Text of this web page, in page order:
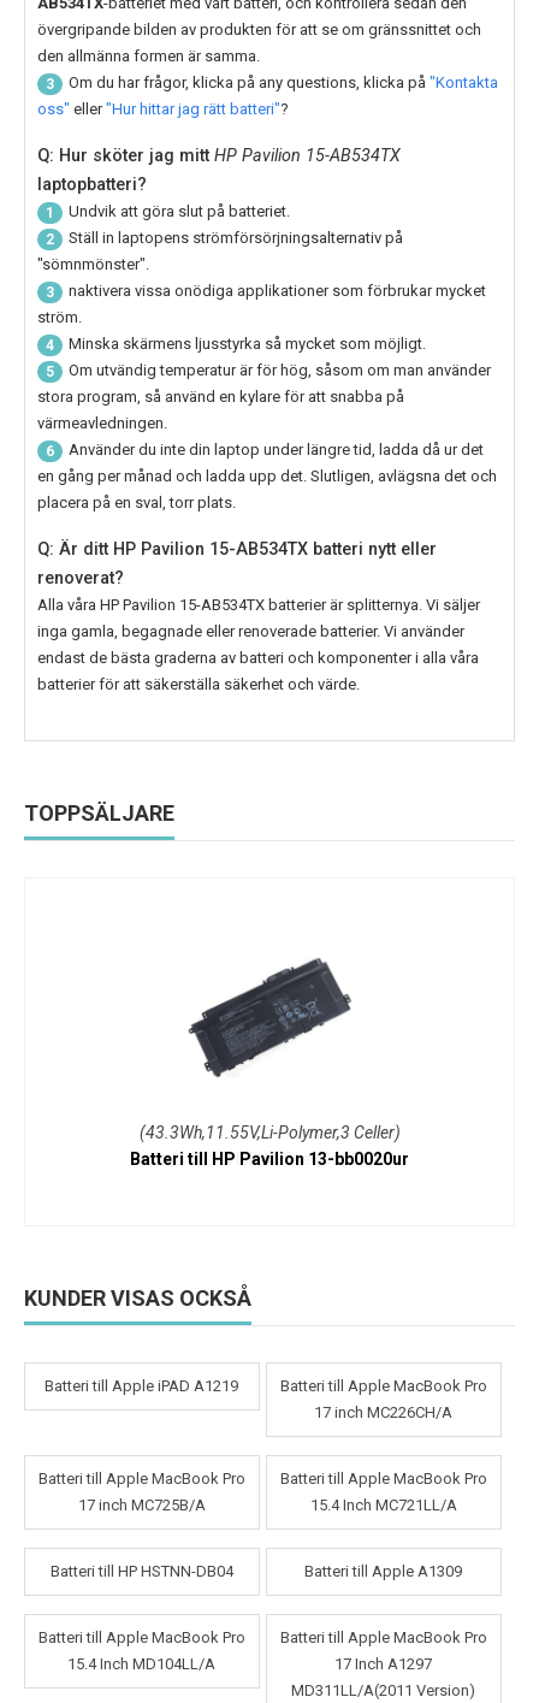
övergripande bilden av produkten för att se om gränssnittet och
den allmänna formen är samma.
3 Om du har frågor, klicka på any questions, klicka på "Kontakta
oss" eller"Hur hittar jag rätt batteri"?
Q: Hur sköter jag mitt HP Pavilion 15-AB534TX
laptopbatteri?
1 Undvik att göra slut på batteriet.
2
Ställ in laptopens strömförsörjningsalternativ på
"sömnmönster".
3
naktivera vissa onödiga applikationer som förbrukar mycket
ström.
4 Minska skärmens ljusstyrka så mycket som möjligt.
5
Om utvändig temperatur är för hög, såsom om man använder
stora program, så använd en kylare för att snabba på
värmeavledningen.
6
Använder du inte din laptop under längre tid, ladda då ur det
en gång per månad och ladda upp det. Slutligen, avlägsna det och
placera på en sval, torr plats.
Q: Är ditt HP Pavilion 15-AB534TX batteri nytt eller
renoverat?
Alla våra HP Pavilion 15-AB534TX batterier är splitternya. Vi säljer
inga gamla, begagnade eller renoverade batterier. Vi använder
endast de bästa graderna av batteri och komponenter i alla våra
batterier för att säkerställa säkerhet och värde.
TOPPSÄLJARE
(43.3Wh,11.55V,Li-Polymer,3 Celler)
Batteri till HP Pavilion 13-bb0020ur
KUNDER VISAS OCKSÅ
Batteri till Apple iPAD A1219
Batteri till Apple MacBook Pro
17 inch MC226CH/A
Batteri till Apple MacBook Pro
17 inch MC725B/A
Batteri till Apple MacBook Pro
15.4 Inch MC721LL/A
Batteri till HP HSTNN-DB04 Batteri till Apple A1309
Batteri till Apple MacBook Pro
15.4 Inch MD104LL/A
Batteri till Apple MacBook Pro
17 Inch A1297
MD311LL/A(2011 Version)